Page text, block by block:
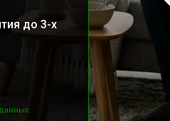
до 3-х